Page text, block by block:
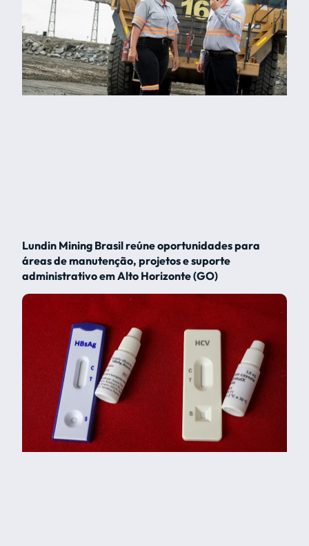
Lundin Mining Brasil reúne oportunidades para
áreas de manutenção, projetos e suporte
administrativo em Alto Horizonte (GO)